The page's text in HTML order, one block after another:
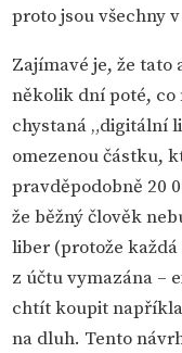
proto jsou všechny
Zajímavé je, že
několik dní poté, co
chystaná „digitální
omezenou částku,
pravděpodobně 20
že běžný člověk
liber (protože
z účtu vymazána –
chtít koupit
na dluh. Tento